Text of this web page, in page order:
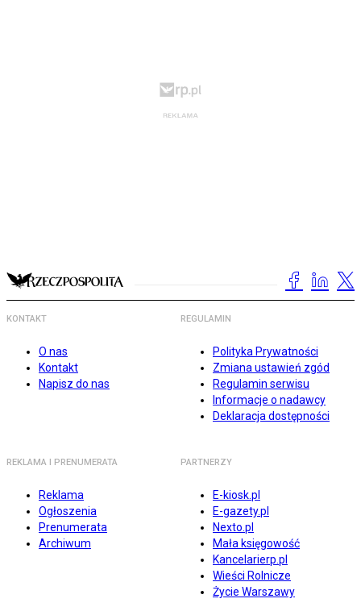
KONTAKT
O nas
Kontakt
Napisz do nas
REGULAMIN
Polityka Prywatności
Zmiana ustawień zgód
Regulamin serwisu
Informacje o nadawcy
Deklaracja dostępności
REKLAMA I PRENUMERATA
Reklama
Ogłoszenia
Prenumerata
Archiwum
PARTNERZY
E-kiosk.pl
E-gazety.pl
Nexto.pl
Mała księgowość
Kancelarierp.pl
Wieści Rolnicze
Życie Warszawy